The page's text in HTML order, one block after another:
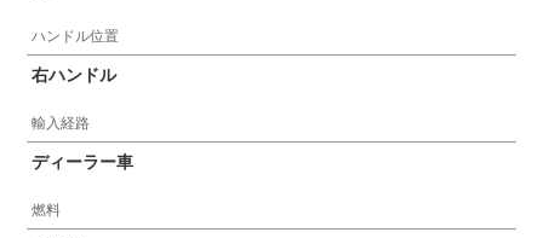
ハンドル位置
右ハンドル
輸入経路
ディーラー車
燃料